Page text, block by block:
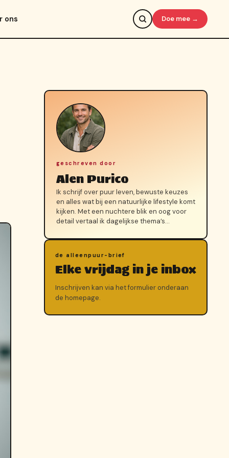
ons Doe mee →
geschreven door
Alen Purico
Ik schrijf over puur leven, bewuste keuzes
en alles wat bij een natuurlijke lifestyle komt
kijken. Met een nuchtere blik en oog voor
detail vertaal ik dagelijkse thema’s…
de alleenpuur-brief
Elke vrijdag in je inbox
Inschrijven kan via het formulier onderaan
de homepage.